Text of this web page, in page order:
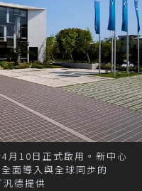
月10日正式啟用。新中心
面導入與全球同步的
德提供